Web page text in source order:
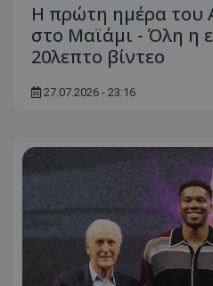
Η πρώτη ημέρα του
στο Μαϊάμι - Όλη η
20λεπτο βίντεο
27.07.2026 - 23:16